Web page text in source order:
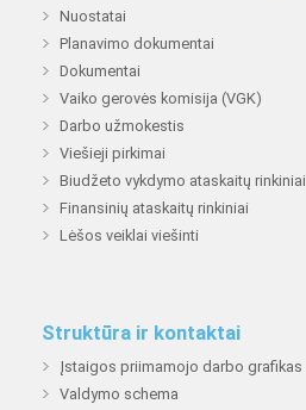
Nuostatai
Planavimo dokumentai
Dokumentai
Vaiko gerovės komisija (VGK)
Darbo užmokestis
Viešieji pirkimai
Biudžeto vykdymo ataskaitų rinkiniai
Finansinių ataskaitų rinkiniai
Lėšos veiklai viešinti
Struktūra ir kontaktai
Įstaigos priimamojo darbo grafikas
Valdymo schema